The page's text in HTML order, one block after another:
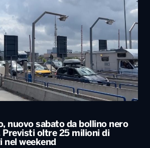
nuovo sabato da bollino nero
Previsti oltre 25 milioni di
nel weekend